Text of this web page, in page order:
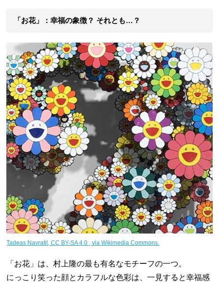
「お花」：幸福の象徴？ それとも…？
Tadeas Navratil, CC BY-SA 4.0 , via Wikimedia Commons.
「お花」は、村上隆の最も有名なモチーフの一つ。
にっこり笑った顔とカラフルな色彩は、一見すると幸福感